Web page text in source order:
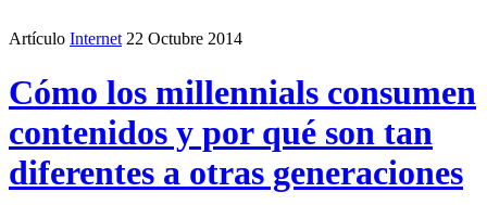
Artículo Internet 22 Octubre 2014
Cómo los millennials consumen
contenidos y por qué son tan
diferentes a otras generaciones